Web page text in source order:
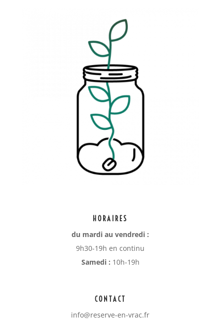
HORAIRES
du mardi au vendredi :
9h30-19h en continu
Samedi : 10h-19h
CONTACT
info@reserve-en-vrac.fr